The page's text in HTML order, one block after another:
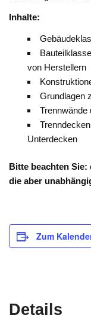
Inhalte:
von Herstellern
Grundlagen
Trennwände
Unterdecken
Bitte beachten Sie:
die aber
Zum
Details